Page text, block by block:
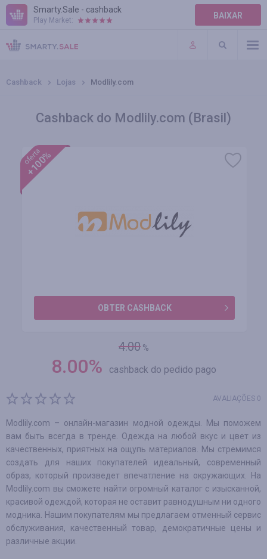
Smarty.Sale - cashback
Play Market: BAIXAR
AJUDA
TERMOS DE USO
Cashback Lojas Modlily.com
Cashback do Modlily.com (Brasil)
oferta
+100%
OBTER CASHBACK
4.00%
8.00% cashback do pedido pago
AVALIAÇÕES 0
Modlily.com – онлайн-магазин модной одежды. Мы поможем
вам быть всегда в тренде. Одежда на любой вкус и цвет из
качественных, приятных на ощупь материалов. Мы стремимся
создать для наших покупателей идеальный, современный
образ, который произведет впечатление на окружающих. На
Modlily.com вы сможете найти огромный каталог с изысканной,
красивой одеждой, которая не оставит равнодушным ни одного
модника. Нашим покупателям мы предлагаем отменный сервис
обслуживания, качественный товар, демократичные цены и
различные акции.